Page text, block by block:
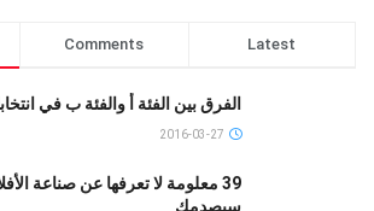
Comments Latest
الفرق بين الفئة أ والفئة ب في
سيصدمك